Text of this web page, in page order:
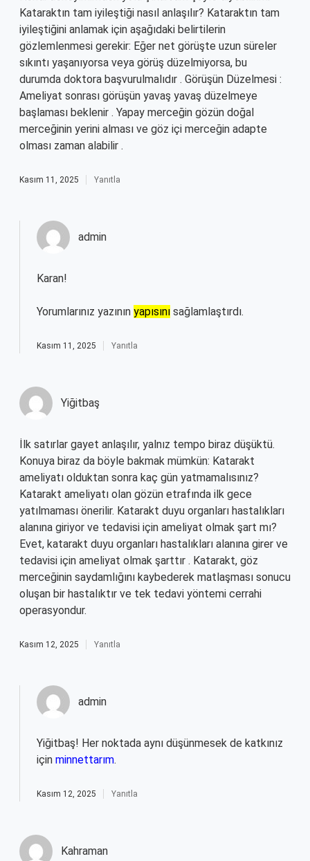
Kataraktın tam iyileştiği nasıl anlaşılır? Kataraktın tam
iyileştiğini anlamak için aşağıdaki belirtilerin
gözlemlenmesi gerekir: Eğer net görüşte uzun süreler
sıkıntı yaşanıyorsa veya görüş düzelmiyorsa, bu
durumda doktora başvurulmalıdır . Görüşün Düzelmesi :
Ameliyat sonrası görüşün yavaş yavaş düzelmeye
başlaması beklenir . Yapay merceğin gözün doğal
merceğinin yerini alması ve göz içi merceğin adapte
olması zaman alabilir .
Kasım 11, 2025 Yanıtla
admin
Karan!
Yorumlarınız yazının yapısını sağlamlaştırdı.
Kasım 11, 2025 Yanıtla
Yiğitbaş
İlk satırlar gayet anlaşılır, yalnız tempo biraz düşüktü.
Konuya biraz da böyle bakmak mümkün: Katarakt
ameliyatı olduktan sonra kaç gün yatmamalısınız?
Katarakt ameliyatı olan gözün etrafında ilk gece
yatılmaması önerilir. Katarakt duyu organları hastalıkları
alanına giriyor ve tedavisi için ameliyat olmak şart mı?
Evet, katarakt duyu organları hastalıkları alanına girer ve
tedavisi için ameliyat olmak şarttır . Katarakt, göz
merceğinin saydamlığını kaybederek matlaşması sonucu
oluşan bir hastalıktır ve tek tedavi yöntemi cerrahi
operasyondur.
Kasım 12, 2025 Yanıtla
admin
Yiğitbaş! Her noktada aynı düşünmesek de katkınız
için minnettarım.
Kasım 12, 2025 Yanıtla
Kahraman